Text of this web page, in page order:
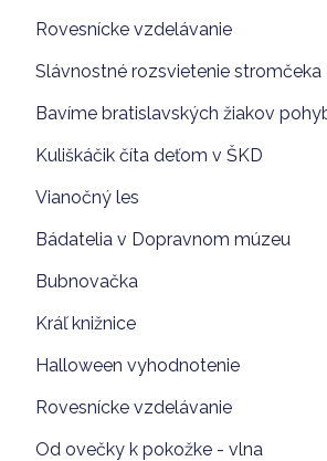
Rovesnícke vzdelávanie
Slávnostné rozsvietenie stromčeka
Bavíme bratislavských žiakov
Kuliškáčik číta deťom v ŠKD
Vianočný les
Bádatelia v Dopravnom múzeu
Bubnovačka
Kráľ knižnice
Halloween vyhodnotenie
Rovesnícke vzdelávanie
Od ovečky k pokožke - vlna